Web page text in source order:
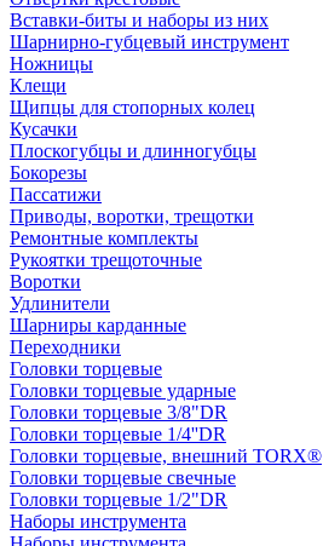
Вставки-биты и наборы из них
Шарнирно-губцевый инструмент
Ножницы
Клещи
Щипцы для стопорных колец
Кусачки
Плоскогубцы и длинногубцы
Бокорезы
Пассатижи
Приводы, воротки, трещотки
Ремонтные комплекты
Рукоятки трещоточные
Воротки
Удлинители
Шарниры карданные
Переходники
Головки торцевые
Головки торцевые ударные
Головки торцевые 3/8"DR
Головки торцевые 1/4''DR
Головки торцевые, внешний TORX®
Головки торцевые свечные
Головки торцевые 1/2"DR
Наборы инструмента